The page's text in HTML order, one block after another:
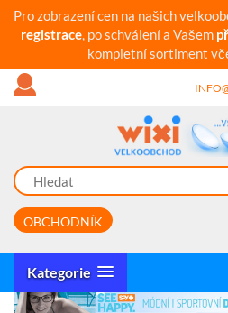
Pro zobrazení cen na našich
registrace, po schválení a Vašem
kompletní sortiment
OBCHODNÍK
Kategorie